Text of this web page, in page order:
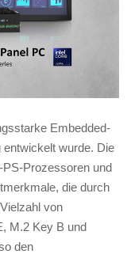
Embedded-
wurde. Die
Prozessoren und
die durch
von
M.2 Key B und
den